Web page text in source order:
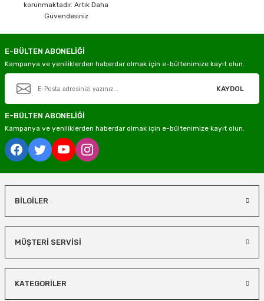
korunmaktadır. Artık Daha
Güvendesiniz
E-BÜLTEN ABONELİĞİ
Kampanya ve yeniliklerden haberdar olmak için e-bültenimize kayıt olun.
KAYDOL
E-BÜLTEN ABONELİĞİ
Kampanya ve yeniliklerden haberdar olmak için e-bültenimize kayıt olun.
BİLGİLER
MÜŞTERİ SERVİSİ
KATEGORİLER